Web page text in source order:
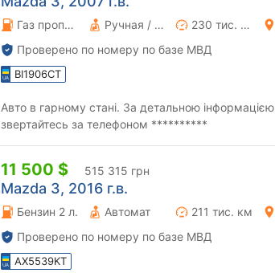
Газ пропан-бутан \ Бензин 2 л. Ручная / Механика 230 тис. км
Проверено по номеру по базе МВД
BI1906CT
Авто в гарному стані. За детальною інформацією
звертайтесь за телефоном **********
11 500 $ 515 315 грн
Mazda 3, 2016 г.в.
Бензин 2 л. Автомат 211 тис. км
Проверено по номеру по базе МВД
AX5539KT